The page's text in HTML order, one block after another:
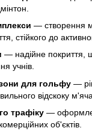
— створення
стійкого до
— надійне покриття,
учнів.
зони для гольфу —
відскоку м'яча.
трафіку —
об'єктів.